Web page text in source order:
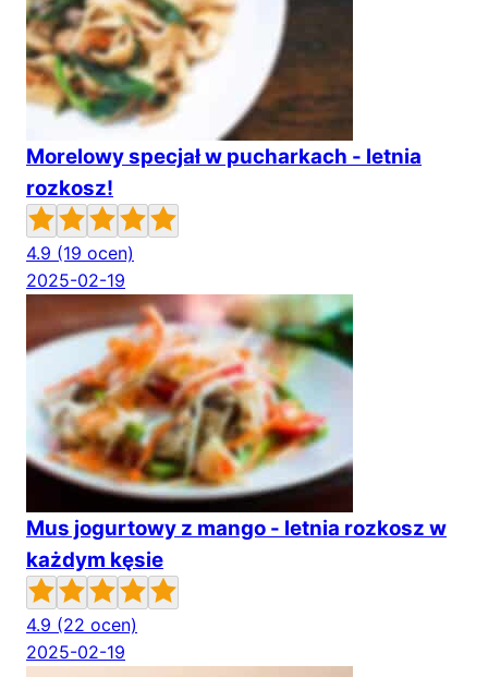
Morelowy specjał w pucharkach - letnia
rozkosz!
4.9 (19 ocen)
2025-02-19
Mus jogurtowy z mango - letnia rozkosz w
każdym kęsie
4.9 (22 ocen)
2025-02-19